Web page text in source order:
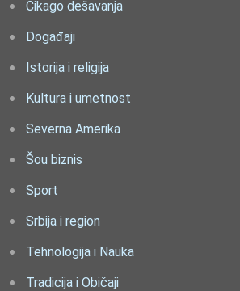
Čikago dešavanja
Događaji
Istorija i religija
Kultura i umetnost
Severna Amerika
Šou biznis
Sport
Srbija i region
Tehnologija i Nauka
Tradicija i Običaji